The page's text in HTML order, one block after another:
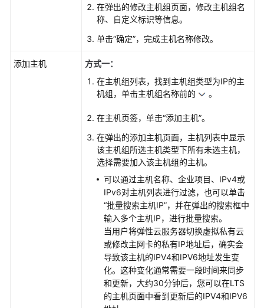
在弹出的修改主机组页面，修改主机组名
称、自定义标识等信息。
单击“确定”，完成主机名称修改。
添加主机
方式一：
在主机组列表，找到主机组类型为IP的主
机组，单击主机组名称前的
。
在主机页签，单击“添加主机”。
在弹出的添加主机页面，主机列表中显示
该主机组所选主机类型下所有未选主机，
选择需要加入该主机组的主机。
可以通过主机名称、企业项目、IPv4或
IPv6对主机列表进行过滤，也可以单击
“批量搜索主机IP”，并在弹出的搜索框中
输入多个主机IP，进行批量搜索。
当用户将弹性云服务器切换虚拟私有云
或修改主网卡的私有IP地址后，确实会
导致该主机的IPV4和IPV6地址发生变
化。这种变化通常需要一段时间来同步
和更新，大约30分钟后，您可以在LTS
的主机页面中看到更新后的IPV4和IPV6